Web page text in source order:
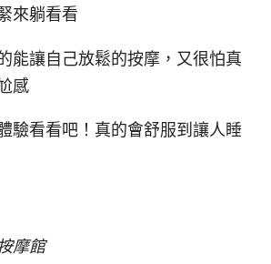
來躺看看
能讓自己放鬆的按摩，又很怕真
感
驗看看吧！真的會舒服到讓人睡
摩館